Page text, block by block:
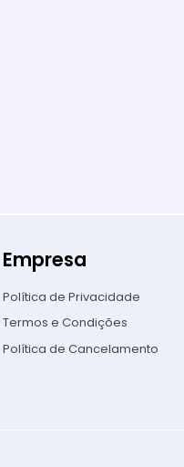
Empresa
Política de Privacidade
Termos e Condições
Política de Cancelamento